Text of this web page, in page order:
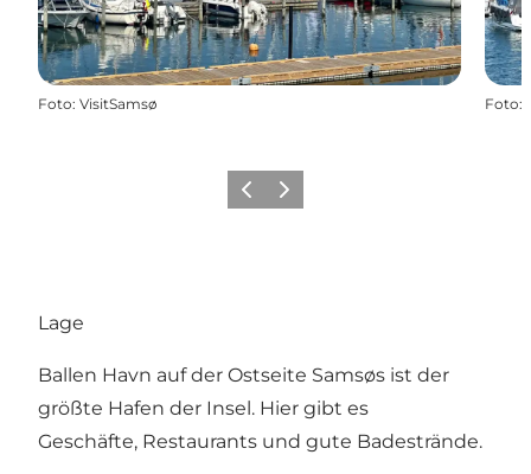
Foto: VisitSamsø Foto:
ZurückWeiter
Lage
Ballen Havn auf der Ostseite Samsøs ist der
größte Hafen der Insel. Hier gibt es
Geschäfte, Restaurants und gute Badestrände.